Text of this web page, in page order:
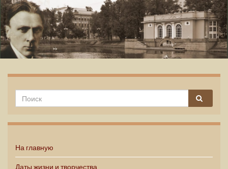
На главную
Даты жизни и творчества